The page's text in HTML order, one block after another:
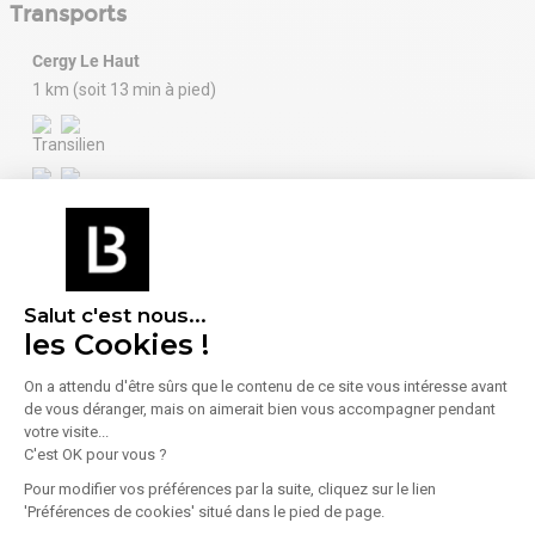
Salut c'est nous...
les Cookies !
On a attendu d'être sûrs que le contenu de ce site vous intéresse avant
de vous déranger, mais on aimerait bien vous accompagner pendant
votre visite...
C'est OK pour vous ?
Pour modifier vos préférences par la suite, cliquez sur le lien
'Préférences de cookies' situé dans le pied de page.
Transports
Cergy Le Haut
1 km (soit 13 min à pied)
Cergy Saint-Christophe
2 km (soit 18 min à pied)
Aéroport : Charles de Gaulle
International
48 km (soit 38 min en voiture)